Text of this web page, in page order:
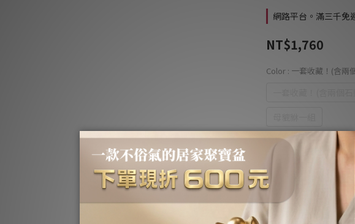
網路平台。滿三千
NT$1,760
Color : 一套收藏！(含兩